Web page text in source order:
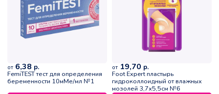
от 6,38 р.
FemiTEST тест для определения
беременности 10мМе/мл №1
от 19,70 р.
Foot Expert пластырь
гидроколлоидный от влажных
мозолей 3,7х5,5см №6